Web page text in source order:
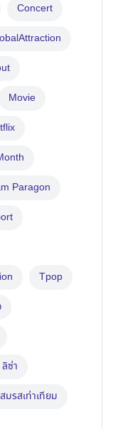
Concert
Movie
Paragon
Tpop
ลิซ่า
สมรสเท่าเทียม